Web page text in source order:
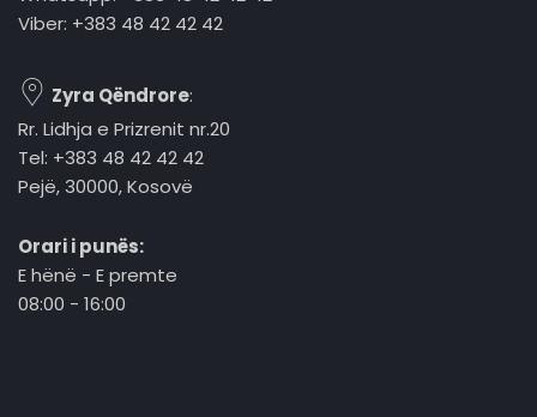
Viber: +383 48 42 42 42
Zyra Qëndrore:
Rr. Lidhja e Prizrenit nr.20
Tel: +383 48 42 42 42
Pejë, 30000, Kosovë
Orari i punës:
E hënë - E premte
08:00 - 16:00